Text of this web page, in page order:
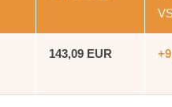
143,09 EUR